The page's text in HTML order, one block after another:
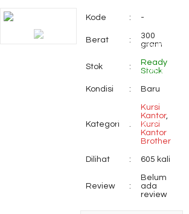
Meja Kantor Direktur
INDACHI DM-1 (160cm)
Type M-SB-01
Kode : -
Berat :
300
gram
Stok :
Ready
Stock
Kondisi : Baru
Kategori :
Kursi
Kantor,
Kursi
Kantor
Brother
Dilihat : 605 kali
Review :
Belum
ada
review